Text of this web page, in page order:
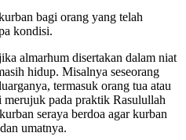
bagi orang yang telah
kondisi.
almarhum disertakan dalam niat
hidup. Misalnya seseorang
termasuk orang tua atau
pada praktik Rasulullah
seraya berdoa agar kurban
umatnya.